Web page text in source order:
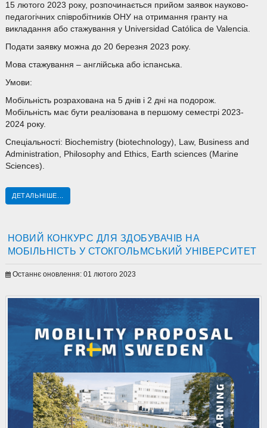
15 лютого 2023 року, розпочинається прийом заявок науково-
педагогічних співробітників ОНУ на отримання гранту на
викладання або стажування у Universidad Católica de Valencia.
Подати заявку можна до 20 березня 2023 року.
Мова стажування – англійська або іспанська.
Умови:
Мобільність розрахована на 5 днів і 2 дні на подорож.
Мобільність має бути реалізована в першому семестрі 2023-
2024 року.
Спеціальності: Biochemistry (biotechnology), Law, Business and
Administration, Philosophy and Ethics, Earth sciences (Marine
Sciences).
ДЕТАЛЬНІШЕ...
НОВИЙ КОНКУРС ДЛЯ ЗДОБУВАЧІВ НА
МОБІЛЬНІСТЬ У СТОКГОЛЬМСЬКИЙ УНІВЕРСИТЕТ
Останнє оновлення: 01 лютого 2023